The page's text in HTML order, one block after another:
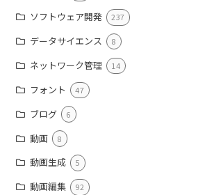
ソフトウェア開発 237
データサイエンス 8
ネットワーク管理 14
フォント 47
ブログ 6
動画 8
動画生成 5
動画編集 92